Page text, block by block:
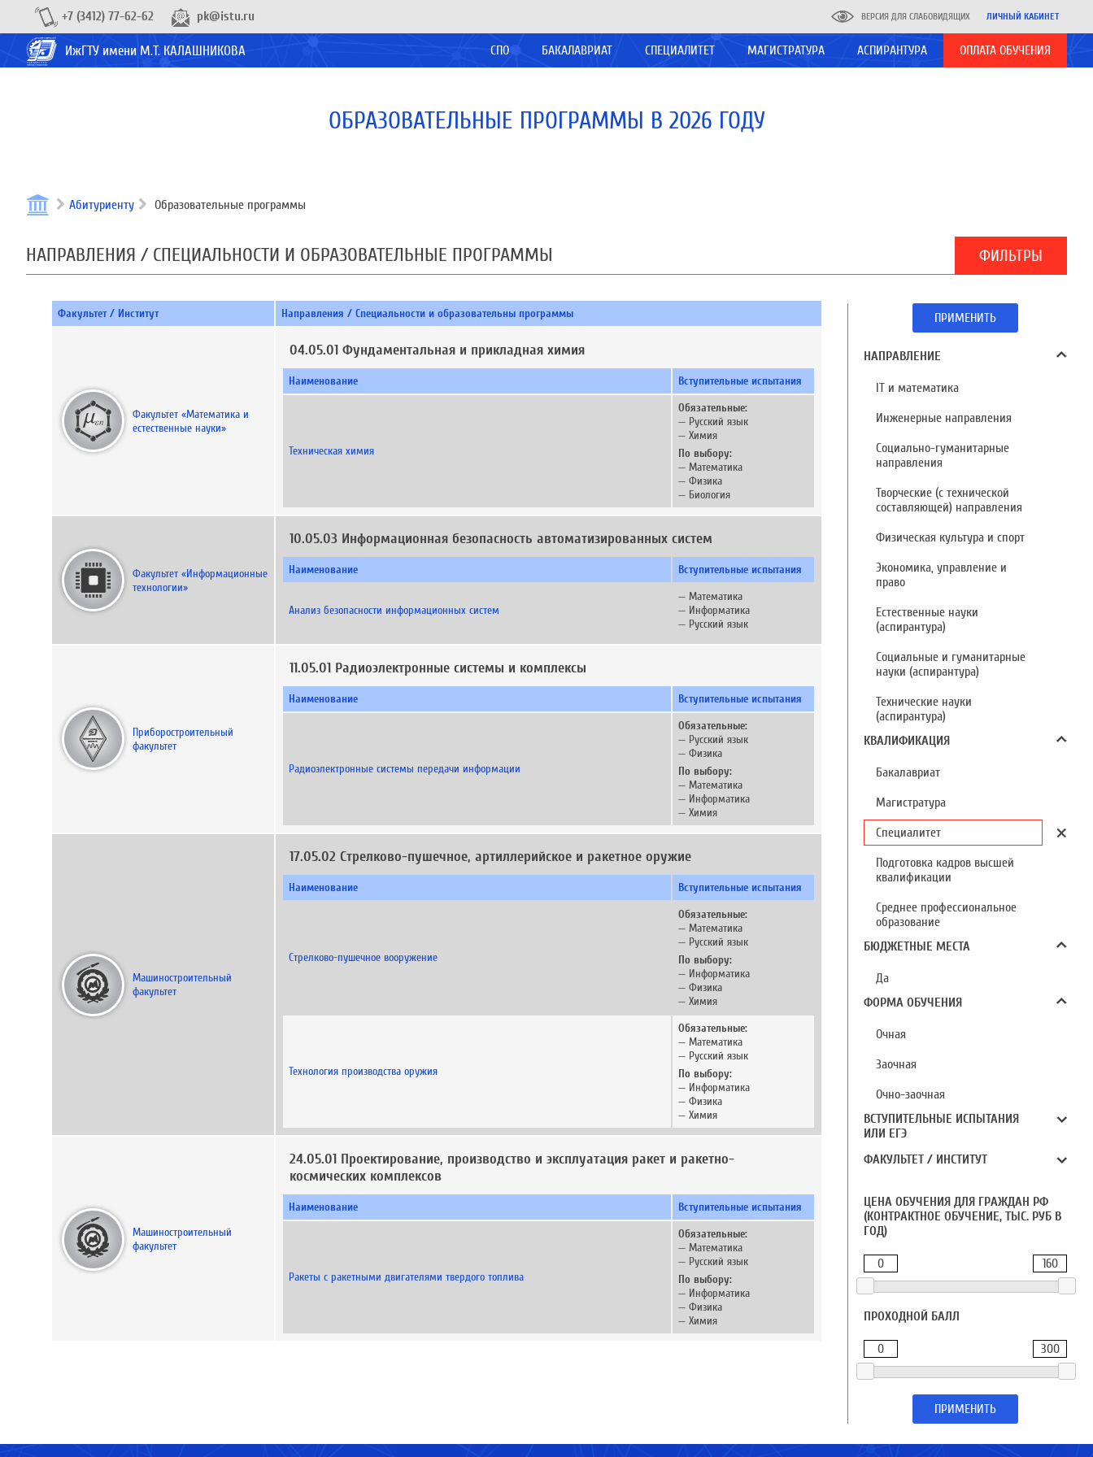
+7 (3412) 77-62-62 pk@istu.ru ВЕРСИЯ ДЛЯ СЛАБОВИДЯЩИХ ЛИЧНЫЙ КАБИНЕТ
ИжГТУ имени М.Т. КАЛАШНИКОВА СПО БАКАЛАВРИАТ СПЕЦИАЛИТЕТ МАГИСТРАТУРА АСПИРАНТУРА ОПЛАТА ОБУЧЕНИЯ
ОБРАЗОВАТЕЛЬНЫЕ ПРОГРАММЫ В 2026 ГОДУ
Абитуриенту Образовательные программы
НАПРАВЛЕНИЯ / СПЕЦИАЛЬНОСТИ И ОБРАЗОВАТЕЛЬНЫЕ ПРОГРАММЫ ФИЛЬТРЫ
Факультет / Институт Направления / Специальности и образовательны программы
Факультет «Математика и
естественные науки»
04.05.01 Фундаментальная и прикладная химия
Наименование Вступительные испытания
Техническая химия
Обязательные:
— Русский язык
— Химия
По выбору:
— Математика
— Физика
— Биология
Факультет «Информационные
технологии»
10.05.03 Информационная безопасность автоматизированных систем
Наименование Вступительные испытания
Анализ безопасности информационных систем
— Математика
— Информатика
— Русский язык
Приборостроительный
факультет
11.05.01 Радиоэлектронные системы и комплексы
Наименование Вступительные испытания
Радиоэлектронные системы передачи информации
Обязательные:
— Русский язык
— Физика
По выбору:
— Математика
— Информатика
— Химия
Машиностроительный
факультет
17.05.02 Стрелково-пушечное, артиллерийское и ракетное оружие
Наименование Вступительные испытания
Стрелково-пушечное вооружение
Обязательные:
— Математика
— Русский язык
По выбору:
— Информатика
— Физика
— Химия
Технология производства оружия
Обязательные:
— Математика
— Русский язык
По выбору:
— Информатика
— Физика
— Химия
Машиностроительный
факультет
24.05.01 Проектирование, производство и эксплуатация ракет и ракетно-
космических комплексов
Наименование Вступительные испытания
Ракеты с ракетными двигателями твердого топлива
Обязательные:
— Математика
— Русский язык
По выбору:
— Информатика
— Физика
— Химия
ПРИМЕНИТЬ
НАПРАВЛЕНИЕ
IT и математика
Инженерные направления
Социально-гуманитарные
направления
Творческие (с технической
составляющей) направления
Физическая культура и спорт
Экономика, управление и
право
Естественные науки
(аспирантура)
Социальные и гуманитарные
науки (аспирантура)
Технические науки
(аспирантура)
КВАЛИФИКАЦИЯ
Бакалавриат
Магистратура
Специалитет
Подготовка кадров высшей
квалификации
Среднее профессиональное
образование
БЮДЖЕТНЫЕ МЕСТА
Да
ФОРМА ОБУЧЕНИЯ
Очная
Заочная
Очно-заочная
ВСТУПИТЕЛЬНЫЕ ИСПЫТАНИЯ
ИЛИ ЕГЭ
ФАКУЛЬТЕТ / ИНСТИТУТ
ЦЕНА ОБУЧЕНИЯ ДЛЯ ГРАЖДАН РФ
(КОНТРАКТНОЕ ОБУЧЕНИЕ, ТЫС. РУБ В
ГОД)
0 160
ПРОХОДНОЙ БАЛЛ
0 300
ПРИМЕНИТЬ